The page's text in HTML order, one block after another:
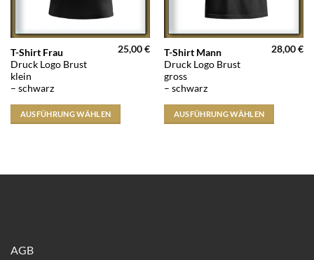
T-Shirt Frau
Druck Logo Brust
klein
– schwarz
25,00€
AUSFÜHRUNG WÄHLEN
Dieses
Produkt
weist
mehrere
Varianten
auf.
T-Shirt Mann
Druck Logo Brust
gross
– schwarz
28,00€
AUSFÜHRUNG WÄHLEN
Dieses
Produkt
weist
mehrere
Varianten
auf.
AGB